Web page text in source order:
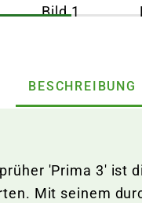
BESCHREIBUNG
'Prima 3'
Mit seinem